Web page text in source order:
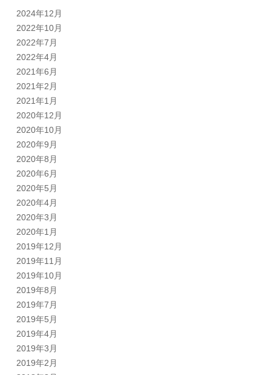
2024年12月
2022年10月
2022年7月
2022年4月
2021年6月
2021年2月
2021年1月
2020年12月
2020年10月
2020年9月
2020年8月
2020年6月
2020年5月
2020年4月
2020年3月
2020年1月
2019年12月
2019年11月
2019年10月
2019年8月
2019年7月
2019年5月
2019年4月
2019年3月
2019年2月